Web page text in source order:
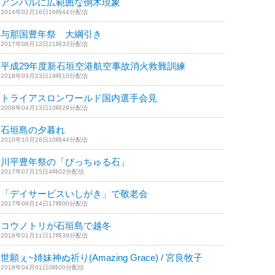
アンパルに広範囲な倒木現象
2014年02月16日16時44分配信
与那国豊年祭 大綱引き
2017年08月12日21時33分配信
平成29年度新石垣空港航空事故消火救難訓練
2018年03月23日19時10分配信
トライアスロンワールド国内選手会見
2008年04月13日10時29分配信
石垣島の夕暮れ
2010年10月26日10時44分配信
川平豊年祭の「びっちゅる石」
2017年07月15日4時02分配信
「デイサービスいしがき」で敬老会
2017年09月14日17時00分配信
コウノトリが石垣島で越冬
2018年01月11日17時39分配信
世願ぇ~姉妹神ぬ祈り(Amazing Grace) / 宮良牧子
2018年04月01日0時00分配信